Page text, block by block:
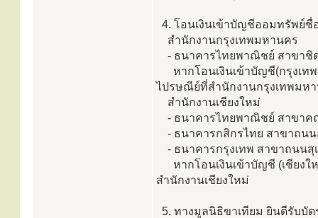
4. โอนเงินเข้าบัญชีออมทรัพย์ชื่
สำนักงานกรุงเทพมหานคร
- ธนาคารไทยพาณิชย์ สาขาชิ
หากโอนเงินเข้าบัญชี(กรุงเทพ
ไปรษณีย์ที่สำนักงานกรุงเทพมห
สำนักงานเชียงใหม่
- ธนาคารไทยพาณิชย์ สาขาค
- ธนาคารกสิกรไทย สาขาถนน
- ธนาคารกรุงเทพ สาขาถนนสุ
หากโอนเงินเข้าบัญชี (เชียงใ
สำนักงานเชียงใหม่
5. ทางมูลนิธิขาเทียม ยินดีรับบั